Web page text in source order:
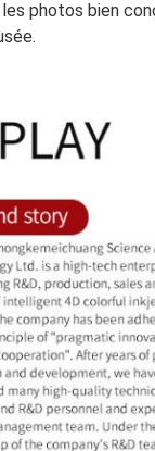
photos bien